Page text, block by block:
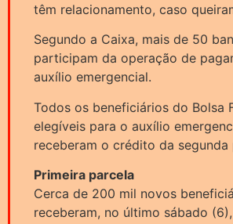
têm relacionamento, caso
Segundo a Caixa, mais de 50
participam da operação de
auxílio emergencial.
Todos os beneficiários do Bolsa
elegíveis para o auxílio
receberam o crédito da segunda
Primeira parcela
Cerca de 200 mil novos
receberam, no último sábado